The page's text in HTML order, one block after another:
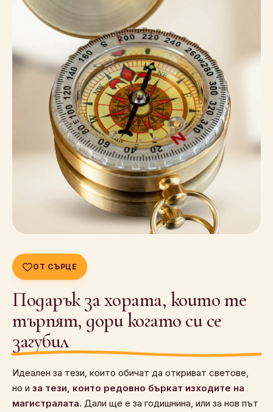
ОТ СЪРЦЕ
Подарък за хората, които те
търпят, дори когато си се
загубил
Идеален за тези, които обичат да откриват светове,
но и за тези, които редовно бъркат изходите на
магистралата. Дали ще е за годишнина, или за нов път